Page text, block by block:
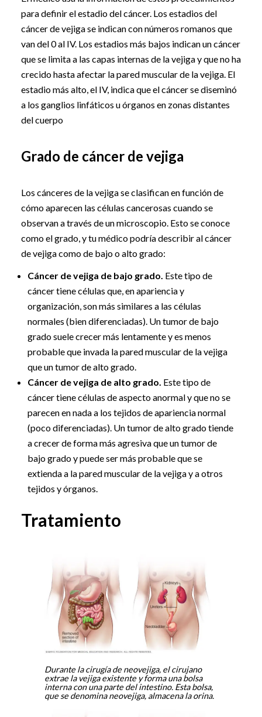
para definir el estadio del cáncer. Los estadios del
cáncer de vejiga se indican con números romanos que
van del 0 al IV. Los estadios más bajos indican un cáncer
que se limita a las capas internas de la vejiga y que no ha
crecido hasta afectar la pared muscular de la vejiga. El
estadio más alto, el IV, indica que el cáncer se diseminó
a los ganglios linfáticos u órganos en zonas distantes
del cuerpo
Grado de cáncer de vejiga
Los cánceres de la vejiga se clasifican en función de
cómo aparecen las células cancerosas cuando se
observan a través de un microscopio. Esto se conoce
como el grado, y tu médico podría describir al cáncer
de vejiga como de bajo o alto grado:
Cáncer de vejiga de bajo grado. Este tipo de
cáncer tiene células que, en apariencia y
organización, son más similares a las células
normales (bien diferenciadas). Un tumor de bajo
grado suele crecer más lentamente y es menos
probable que invada la pared muscular de la vejiga
que un tumor de alto grado.
Cáncer de vejiga de alto grado. Este tipo de
cáncer tiene células de aspecto anormal y que no se
parecen en nada a los tejidos de apariencia normal
(poco diferenciadas). Un tumor de alto grado tiende
a crecer de forma más agresiva que un tumor de
bajo grado y puede ser más probable que se
extienda a la pared muscular de la vejiga y a otros
tejidos y órganos.
Tratamiento
Durante la cirugía de neovejiga, el cirujano
extrae la vejiga existente y forma una bolsa
interna con una parte del intestino. Esta bolsa,
que se denomina neovejiga, almacena la orina.